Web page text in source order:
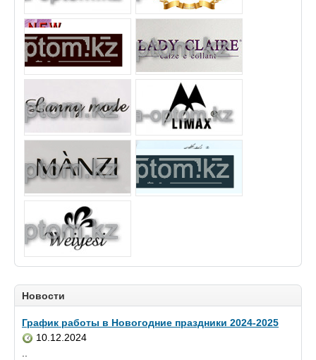
Новости
График работы в Новогодние праздники 2024-2025
10.12.2024
..